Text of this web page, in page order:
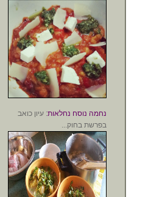
נחמה נוסח נחלאות: עיון כואב
בפרשת בחוק...